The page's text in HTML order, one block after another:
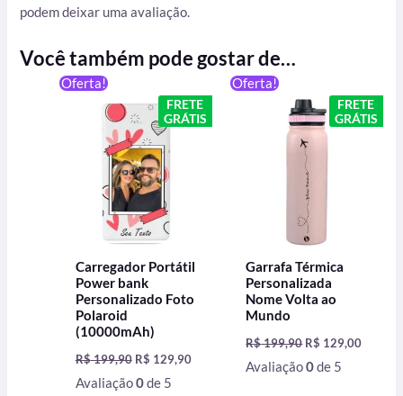
podem deixar uma avaliação.
Você também pode gostar de…
Oferta!
FRETE
GRÁTIS
Carregador Portátil
Power bank
Personalizado Foto
Polaroid
(10000mAh)
R$199,90
preço
original
era:
R$ 199,90.
R$ 129,90
preço
atual
é:
Avaliação0de 5
Oferta!
FRETE
GRÁTIS
Garrafa Térmica
Personalizada
Nome Volta ao
Mundo
R$199,90
preço
original
era:
R$ 199,90.
R$ 129,00
preço
atual
é:
Avaliação0de 5